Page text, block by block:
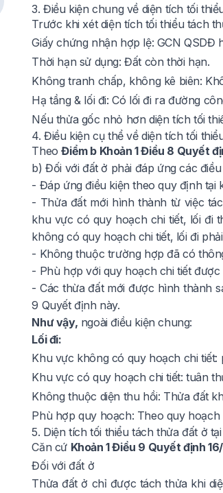
3. Điều kiện chung về diện tích tối
Trước khi xét diện tích tối thiểu tách
Giấy chứng nhận hợp lệ: GCN QSDĐ
Thời hạn sử dụng: Đất còn thời hạn.
Không tranh chấp, không kê biên:
Hạ tầng & lối đi: Có lối đi ra đường
Nếu thửa gốc nhỏ hơn diện tích tối
4. Điều kiện cụ thể về diện tích tối
TheoĐiểm b Khoản 1 Điều 8 Quyết
b) Đối với đất ở phải đáp ứng các điều
- Đáp ứng điều kiện theo quy định tại
- Thửa đất mới hình thành từ việc
khu vực có quy hoạch chi tiết, lối đi
không có quy hoạch chi tiết, lối đi
- Không thuộc trường hợp đã có
- Phù hợp với quy hoạch chi tiết
- Các thừa đất mới được hình thành
9 Quyết định này.
Như vậy, ngoài điều kiện chung:
Lối đi:
Khu vực không có quy hoạch chi tiết:
Khu vực có quy hoạch chi tiết: tuân
Không thuộc diện thu hồi: Thửa đất
Phù hợp quy hoạch: Theo quy
5. Diện tích tối thiểu tách thửa đất ở
Căn cứ Khoản 1 Điều 9 Quyết định
Đối với đất ở
Thửa đất ở chỉ được tách thửa khi